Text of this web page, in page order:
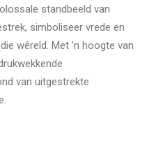
standbeeld van
simboliseer vrede en
wêreld. Met ’n hoogte van
van uitgestrekte